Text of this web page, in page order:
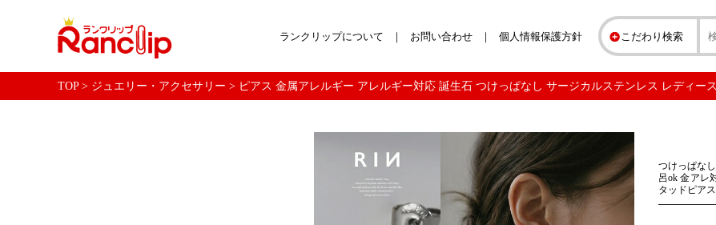
こだわり検索
ランクリップについて お問い合わせ 個人情報保護方針
TOP> ジュエリー・アクセサリー > ピアス 金属アレルギー アレルギー対応 誕生石 つけっぱなし サージカルステンレス レディー
つけっぱな
呂ok 金アレ
タッドピア